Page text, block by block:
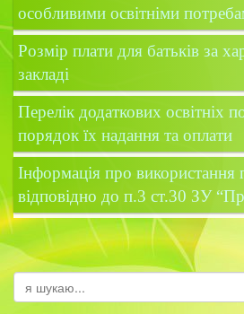
особливими освітніми
Розмір плати для батьків за
закладі
Перелік додаткових освітніх
порядок їх надання та оплати
Інформація про використання
відповідно до п.3 ст.30 ЗУ